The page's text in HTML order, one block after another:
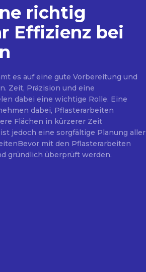
richtig
Effizienz bei
es auf eine gute Vorbereitung und
Zeit, Präzision und eine
dabei eine wichtige Rolle. Eine
dabei, Pflasterarbeiten
Flächen in kürzerer Zeit
jedoch eine sorgfältige Planung aller
mit den Pflasterarbeiten
gründlich überprüft werden.